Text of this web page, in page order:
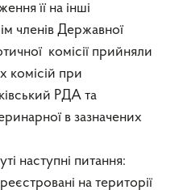
її на інші
членів Державної
комісії прийняли
комісій при
РДА та
в зазначених
наступні питання:
на території